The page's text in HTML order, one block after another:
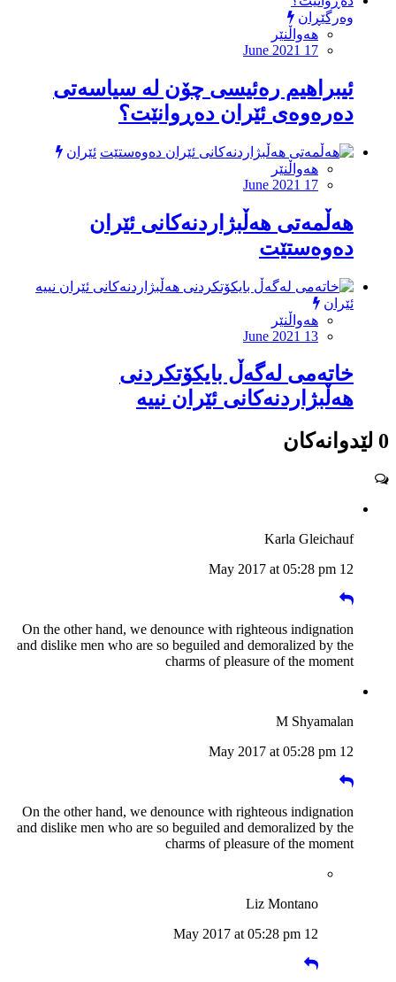
وەرگێڕان
هەواڵنێر
June 2021 17
ئیبراهیم رەئیسی چۆن له‌ سیاسه‌تى
ده‌ره‌وه‌ى ئێران ده‌ڕوانێت؟
ئێران
هەواڵنێر
June 2021 17
هه‌ڵمه‌تى هه‌ڵبژاردنه‌كانى ئێران
ده‌وه‌ستێت
ئێران
هەواڵنێر
June 2021 13
خاته‌مى له‌گه‌ڵ بایكۆتكردنى
هه‌ڵبژاردنه‌كانى ئێران نییه‌
0 لێدوانەکان
Karla Gleichauf
12 May 2017 at 05:28 pm
On the other hand, we denounce with righteous indignation
and dislike men who are so beguiled and demoralized by the
charms of pleasure of the moment
M Shyamalan
12 May 2017 at 05:28 pm
On the other hand, we denounce with righteous indignation
and dislike men who are so beguiled and demoralized by the
charms of pleasure of the moment
Liz Montano
12 May 2017 at 05:28 pm